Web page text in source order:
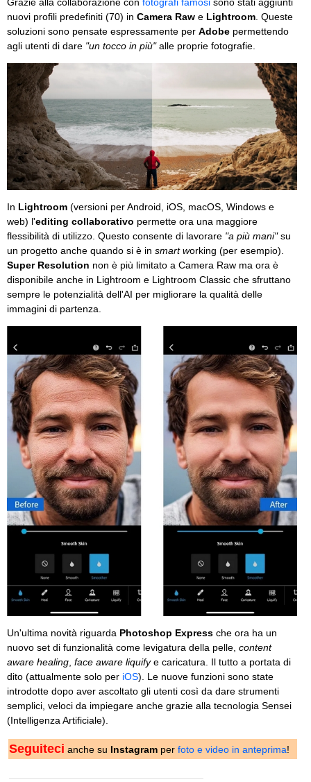
nuovi profili predefiniti (70) in Camera Raw e Lightroom . Queste
soluzioni sono pensate espressamente per Adobe permettendo
agli utenti di dare "un tocco in più"alle proprie fotografie.
In Lightroom (versioni per Android, iOS, macOS, Windows e
web) l'editing collaborativo permette ora una maggiore
flessibilità di utilizzo. Questo consente di lavorare "a più mani"su
un progetto anche quando si è in smart working (per esempio).
Super Resolution non è più limitato a Camera Raw ma ora è
disponibile anche in Lightroom e Lightroom Classic che sfruttano
sempre le potenzialità dell'AI per migliorare la qualità delle
immagini di partenza.
Un'ultima novità riguarda Photoshop Express che ora ha un
nuovo set di funzionalità come levigatura della pelle, content
aware healing face aware liquifye caricatura. Il tutto a portata di
dito (attualmente solo per iOS). Le nuove funzioni sono state
introdotte dopo aver ascoltato gli utenti così da dare strumenti
semplici, veloci da impiegare anche grazie alla tecnologia Sensei
(Intelligenza Artificiale).
Seguiteci anche su Instagram per foto e video in anteprima!